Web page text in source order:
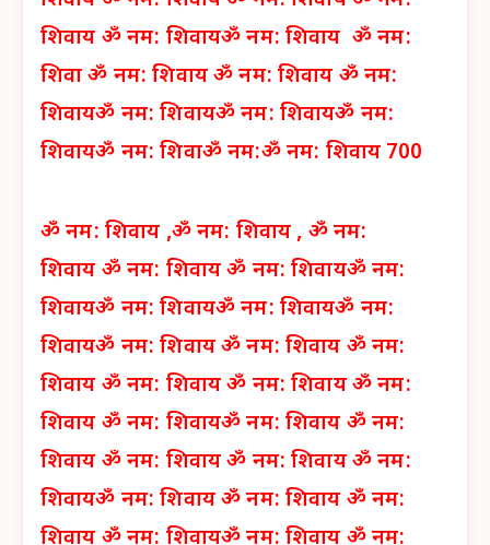
शिवाय ॐ नम: शिवायॐ नम: शिवाय ॐ नम:
शिवा ॐ नम: शिवायॐ नम: शिवाय ॐ नम:
शिवायॐ नम: शिवायॐ नम: शिवायॐ नम:
शिवायॐ नम: शिवाॐ नम:ॐ नम: शिवाय 700
ॐ नम: शिवाय ,ॐ नम: शिवाय , ॐ नम:
शिवाय ॐ नम: शिवाय ॐ नम: शिवायॐ नम:
शिवायॐ नम: शिवायॐ नम: शिवायॐ नम:
शिवायॐ नम: शिवायॐ नम: शिवाय ॐ नम:
शिवाय ॐ नम: शिवाय ॐ नम: शिवायॐ नम:
शिवाय ॐ नम: शिवायॐ नम: शिवाय ॐ नम:
शिवाय ॐ नम: शिवाय ॐ नम: शिवायॐ नम:
शिवायॐ नम: शिवायॐ नम: शिवाय ॐ नम:
शिवाय ॐ नम: शिवायॐ नम: शिवाय ॐ नम: